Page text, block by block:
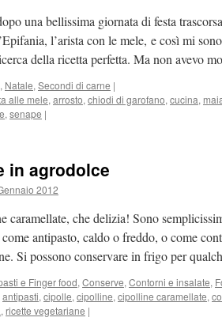
una bellissima giornata di festa
l’arista con le mele, e così mi
della ricetta perfetta. Ma non avevo
, Natale, Secondi di carne |
alle mele, arrosto, chiodi di garofano, cucina,
, senape |
in agrodolce
2012
caramellate, che delizia! Sono
come antipasto, caldo o freddo, o come
Si possono conservare in frigo per
e Finger food, Conserve, Contorni e insalate,
antipasti, cipolle, cipolline, cipolline caramellate,
, ricette vegetariane |